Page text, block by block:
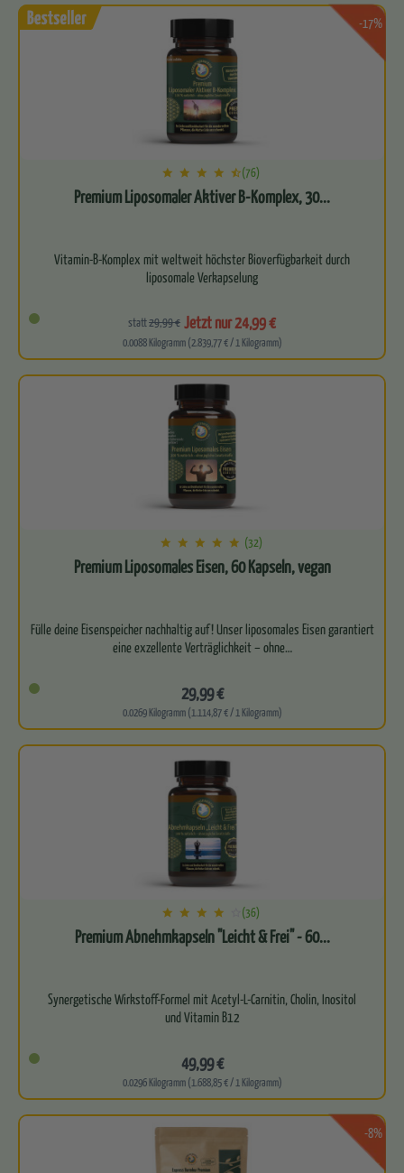
-17%
(76)
Premium Liposomaler Aktiver B-Komplex, 30...
Vitamin-B-Komplex mit weltweit höchster Bioverfügbarkeit durch
liposomale Verkapselung
Enthält alle essenziellen B-Vitamine…
statt29,99 € Jetzt nur 24,99 €
0.0088 Kilogramm (2.839,77 € / 1 Kilogramm)
(32)
Premium Liposomales Eisen, 60 Kapseln, vegan
Fülle deine Eisenspeicher nachhaltig auf! Unser liposomales Eisen garantiert
eine exzellente Verträglichkeit – ohne…
29,99 €
0.0269 Kilogramm (1.114,87 € / 1 Kilogramm)
(36)
Premium Abnehmkapseln "Leicht & Frei" - 60...
Synergetische Wirkstoff-Formel mit Acetyl-L-Carnitin, Cholin, Inositol
und Vitamin B12
49,99 €
0.0296 Kilogramm (1.688,85 € / 1 Kilogramm)
-8%